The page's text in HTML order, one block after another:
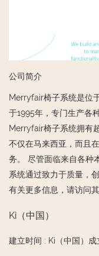
公司简介
Merryfair椅子系统是位
于1995年，专门生产各
Merryfair椅子系统拥有
不仅在马来西亚，而且
务。 尽管面临来自各种
系统通过致力于质量，
有关更多信息，请访问
Ki（中国）
建立时间 : Ki（中国）成